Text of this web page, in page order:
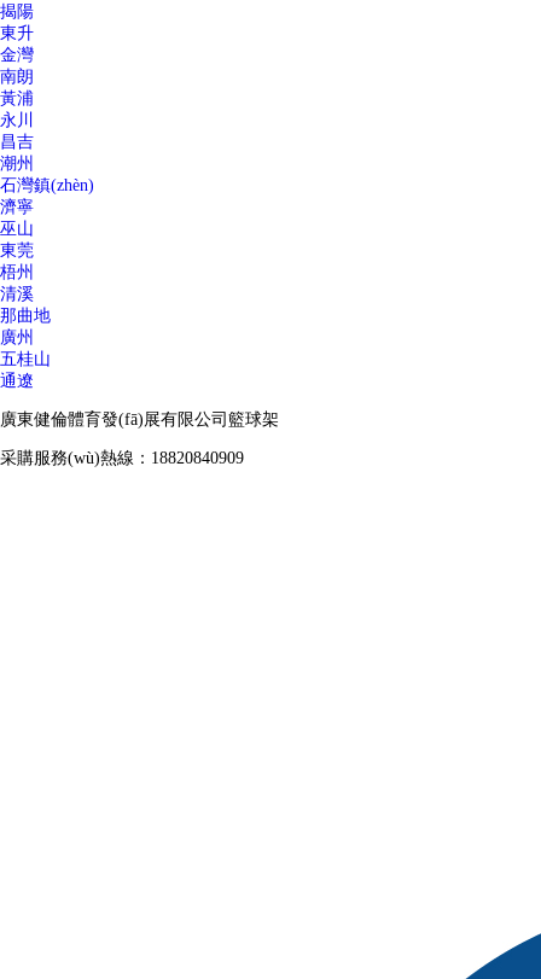
揭陽
東升
金灣
南朗
黃浦
永川
昌吉
潮州
石灣鎮(zhèn)
濟寧
巫山
東莞
梧州
清溪
那曲地
廣州
五桂山
通遼
廣東健倫體育發(fā)展有限公司籃球架
采購服務(wù)熱線：18820840909